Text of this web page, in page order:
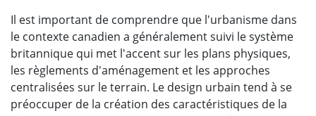
Il est important de comprendre que l'urbanisme dans
le contexte canadien a généralement suivi le système
britannique qui met l'accent sur les plans physiques,
les règlements d'aménagement et les approches
centralisées sur le terrain. Le design urbain tend à se
préoccuper de la création des caractéristiques de la